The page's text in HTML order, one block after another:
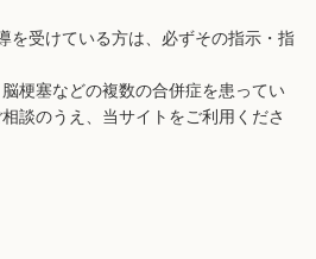
を受けている方は、必ずその指示・指
梗塞などの複数の合併症を患ってい
談のうえ、当サイトをご利用くださ